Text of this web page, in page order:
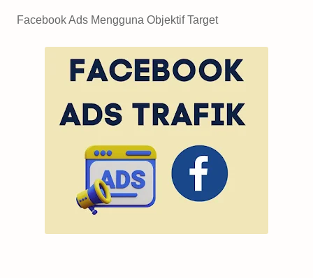
Facebook Ads Mengguna Objektif Target